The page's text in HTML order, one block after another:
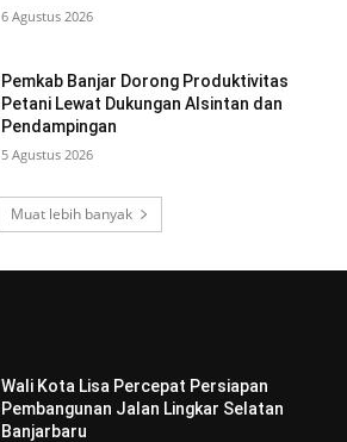
6 Agustus 2026
Pemkab Banjar Dorong Produktivitas
Petani Lewat Dukungan Alsintan dan
Pendampingan
5 Agustus 2026
Muat lebih banyak
Wali Kota Lisa Percepat Persiapan
Pembangunan Jalan Lingkar Selatan
Banjarbaru